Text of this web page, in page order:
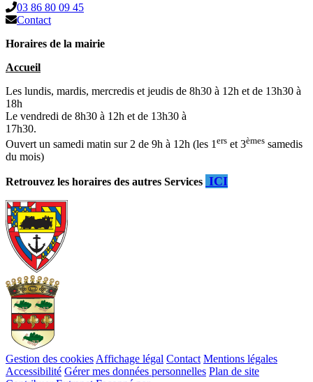
03 86 80 09 45
Contact
Horaires de la mairie
Accueil
Les lundis, mardis, mercredis et jeudis de 8h30 à 12h et de 13h30 à
18h
Le vendredi de 8h30 à 12h et de 13h30 à
17h30.
Ouvert un samedi matin sur 2 de 9h à 12h (les 1 ers et 3èmes samedis
du mois)
Retrouvez les horaires des autres Services ICI
Gestion des cookies Affichage légal Contact Mentions légales
Accessibilité Gérer mes données personnelles Plan de site